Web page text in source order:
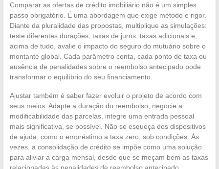
Comparar as ofertas de crédito imobiliário não é um simples
passo obrigatório. É uma abordagem que exige método e rigor.
Diante da pluralidade das propostas, multiplique as simulações:
teste diferentes durações, taxas de juros, taxas adicionais e,
acima de tudo, avalie o impacto do seguro do mutuário sobre o
montante global. Cada parâmetro conta, cada ponto de taxa ou
ausência de penalidades sobre o reembolso antecipado pode
transformar o equilíbrio do seu financiamento.
Ajustar também é saber fazer evoluir o projeto de acordo com
seus meios. Adapte a duração do reembolso, negocie a
modificabilidade das parcelas, integre uma entrada pessoal
mais significativa, se possível. Não se esqueça dos dispositivos
de ajuda, como o empréstimo a taxa zero, sob condições. Às
vezes, a consolidação de crédito se impõe como uma solução
para aliviar a carga mensal, desde que se meçam bem as taxas